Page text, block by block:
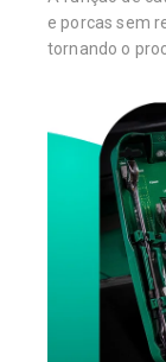
e porcas sem
tornando o